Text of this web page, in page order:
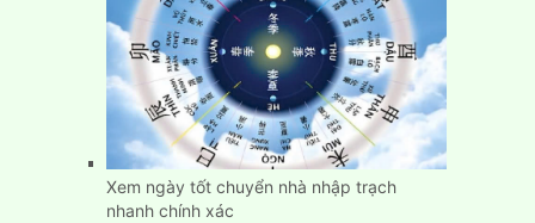
Dọn
Trọ
Trọn
Giá
Rẻ
Tại
Bình
Dương
Xem ngày tốt chuyển nhà nhập trạch
nhanh chính xác